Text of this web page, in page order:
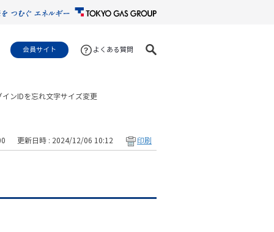
会員サイト よくある質問
文字サイズ変更
インIDを忘れ
更新日時 : 2024/12/06 10:12 印刷